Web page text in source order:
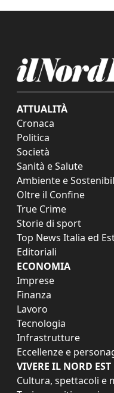
ATTUALITÀ
Cronaca
Politica
Società
Sanità e Salute
Ambiente e
Oltre il Confine
True Crime
Storie di sport
Top News Italia ed
Editoriali
ECONOMIA
Imprese
Finanza
Lavoro
Tecnologia
Infrastrutture
Eccellenze e
VIVERE IL NORD EST
Cultura, spettacoli e